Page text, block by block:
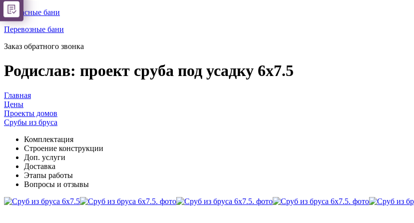
Каркасные бани
Перевозные бани
Заказ обратного звонка
Родислав: проект сруба под усадку 6х7.5
Главная
Цены
Проекты домов
Срубы из бруса
Комплектация
Cтроение конструкции
Доп. услуги
Доставка
Этапы работы
Вопросы и отзывы